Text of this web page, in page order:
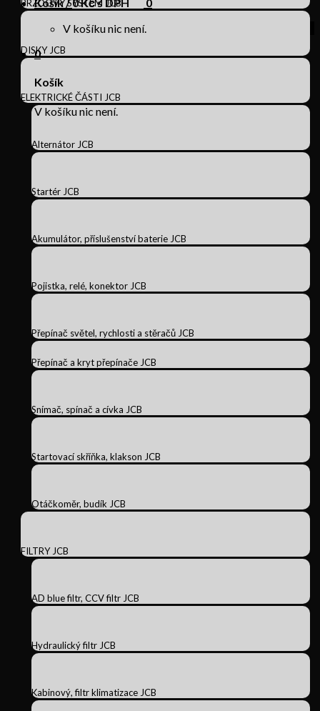
V košíku nic není.
0
Košík
V košíku nic není.
BRZDOVÝ SYSTÉM JCB
DISKY JCB
ELEKTRICKÉ ČÁSTI JCB
Alternátor JCB
Startér JCB
Akumulátor, příslušenství baterie JCB
Pojistka, relé, konektor JCB
Přepínač světel, rychlosti a stěračů JCB
Přepínač a kryt přepínače JCB
Snímač, spínač a cívka JCB
Startovací skříňka, klakson JCB
Otáčkoměr, budík JCB
FILTRY JCB
AD blue filtr, CCV filtr JCB
Hydraulický filtr JCB
Kabinový, filtr klimatizace JCB